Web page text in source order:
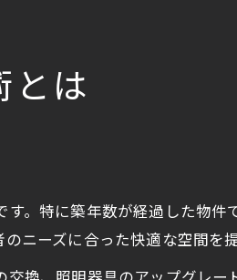
とは
。特に築年数が経過した物
ニーズに合った快適な空間を